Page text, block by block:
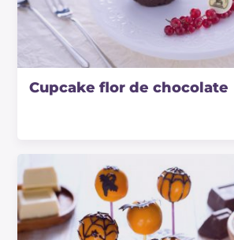
Cupcake flor de chocolate